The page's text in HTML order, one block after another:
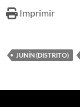
Imprimir
JUNÍN (DISTRITO)